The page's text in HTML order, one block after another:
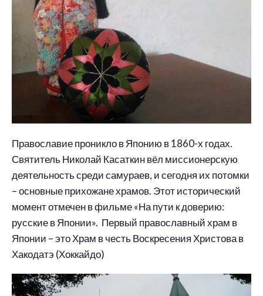
Православие проникло в Японию в 1860-х годах.
Святитель Николай Касаткин вёл миссионерскую
деятельность среди самураев, и сегодня их потомки
– основные прихожане храмов. Этот исторический
момент отмечен в фильме «На пути к доверию:
русские в Японии». Первый православный храм в
Японии – это Храм в честь Воскресения Христова в
Хакодатэ (Хоккайдо)